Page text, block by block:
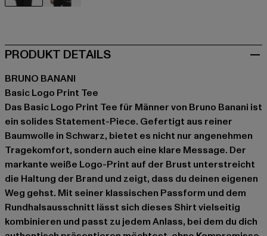
PRODUKT DETAILS
BRUNO BANANI
Basic Logo Print Tee
Das Basic Logo Print Tee für Männer von Bruno Banani ist
ein solides Statement-Piece. Gefertigt aus reiner
Baumwolle in Schwarz, bietet es nicht nur angenehmen
Tragekomfort, sondern auch eine klare Message. Der
markante weiße Logo-Print auf der Brust unterstreicht
die Haltung der Brand und zeigt, dass du deinen eigenen
Weg gehst. Mit seiner klassischen Passform und dem
Rundhalsausschnitt lässt sich dieses Shirt vielseitig
kombinieren und passt zu jedem Anlass, bei dem du dich